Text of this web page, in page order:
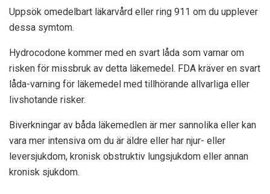
Uppsök omedelbart läkarvård eller ring 911 om du upplever
dessa symtom.
Hydrocodone kommer med en svart låda som varnar om
risken för missbruk av detta läkemedel. FDA kräver en svart
låda-varning för läkemedel med tillhörande allvarliga eller
livshotande risker.
Biverkningar av båda läkemedlen är mer sannolika eller kan
vara mer intensiva om du är äldre eller har njur- eller
leversjukdom, kronisk obstruktiv lungsjukdom eller annan
kronisk sjukdom.